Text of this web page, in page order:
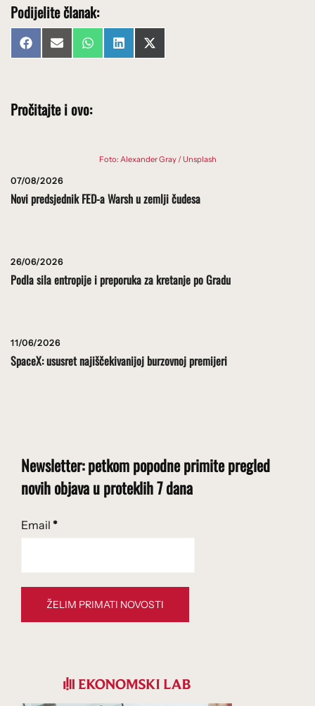
Podijelite članak:
Share
on
FacebookShare
on
Email Share
on
WhatsAppShare
on
LinkedInShare
on
X
(Twitter)
Pročitajte i ovo:
Foto: Alexander Gray / Unsplash
07/08/2026
Novi predsjednik FED-a Warsh u zemlji čudesa
26/06/2026
Podla sila entropije i preporuka za kretanje po Gradu
11/06/2026
SpaceX: ususret najiščekivanijoj burzovnoj premijeri
Newsletter: petkom popodne primite pregled
novih objava u proteklih 7 dana
Email *